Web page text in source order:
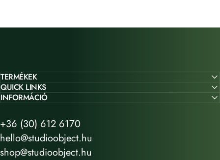
TERMÉKEK
QUICK LINKS
INFORMÁCIÓ
+36 (30) 612 6170
hello@studioobject.hu
shop@studioobject.hu